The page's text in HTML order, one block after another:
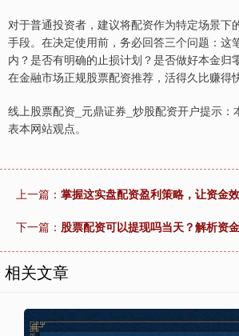
对于普通投资者，建议将配资作为特定场景下
手段。在决定使用前，务必回答三个问题：这
内？是否有明确的止损计划？是否做好本金归
在金融市场正规股票配资推荐，活得久比赚得
线上股票配资_元鼎证券_炒股配资开户提示：
表本网站观点。
上一篇： 掌握这实盘配资盈利策略，让资金
下一篇： 股票配资可以提现吗当天？解析资
相关文章